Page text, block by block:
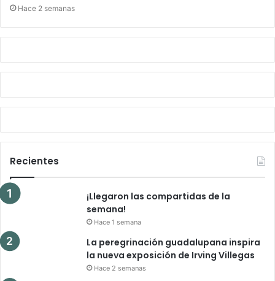
Hace 2 semanas
Recientes
¡Llegaron las compartidas de la
semana!
Hace 1 semana
La peregrinación guadalupana inspira
la nueva exposición de Irving Villegas
Hace 2 semanas